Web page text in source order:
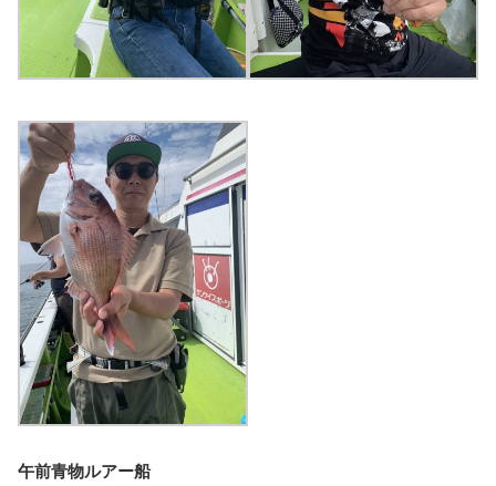
午前青物ルアー船